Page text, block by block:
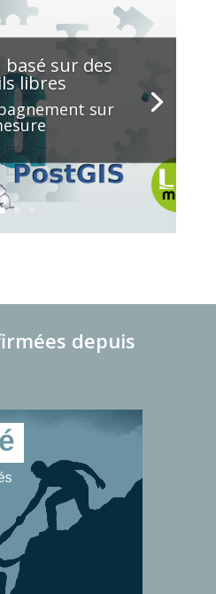
basé sur des
libres
sur
depuis